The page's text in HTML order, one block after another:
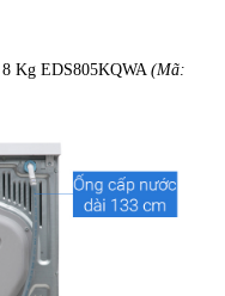
Kg EDS805KQWA (Mã: